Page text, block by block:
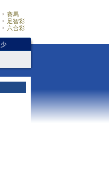
賽馬
足智彩
六合彩